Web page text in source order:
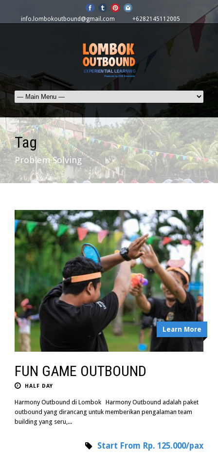
info.lombokoutbound@gmail.com +6282145112005
Tag
Problem Solving
Learn More
FUN GAME OUTBOUND
HALF DAY
Harmony Outbound di Lombok Harmony Outbound adalah paket
outbound yang dirancang untuk memberikan pengalaman team
building yang seru,...
Start From Rp. 125.000/pax